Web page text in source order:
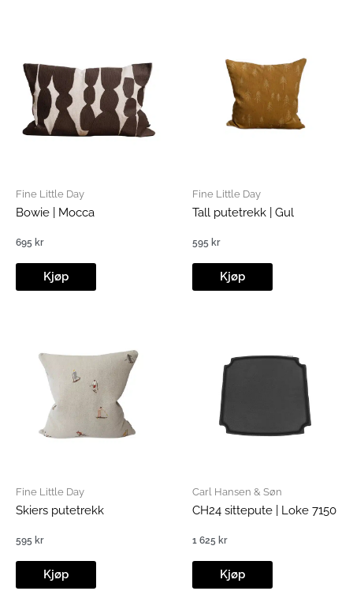
Fine Little Day
Bowie | Mocca
695 kr
Kjøp
Fine Little Day
Tall putetrekk | Gul
595 kr
Kjøp
Fine Little Day
Skiers putetrekk
595 kr
Kjøp
Carl Hansen & Søn
CH24 sittepute | Loke 7150
1 625 kr
Kjøp